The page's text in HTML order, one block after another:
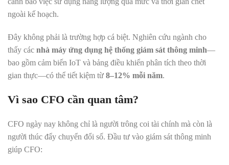
ngoài kế hoạch.
Đây không phải là trường hợp cá biệt. Nghiên cứu ngành cho
thấy các nhà máy ứng dụng hệ thống giám sát thông minh—
bao gồm cảm biến IoT và bảng điều khiển phân tích theo thời
gian thực—có thể tiết kiệm từ 8–12% mỗi năm.
Vì sao CFO cần quan tâm?
CFO ngày nay không chỉ là người trông coi tài chính mà còn là
người thúc đẩy chuyển đổi số. Đầu tư vào giám sát thông minh
giúp CFO: